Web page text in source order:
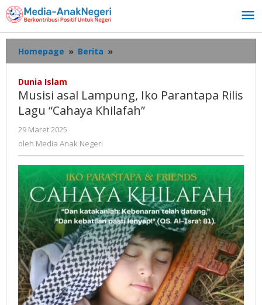
Lewati
ke
konten
Homepage » Berita »
asal
Parantapa
Rilis
Dunia Islam
Musisi asal Lampung, Iko Parantapa Rilis
Lagu “Cahaya Khilafah”
29 Maret 2025
Media
Anak
oleh Media Anak Negeri